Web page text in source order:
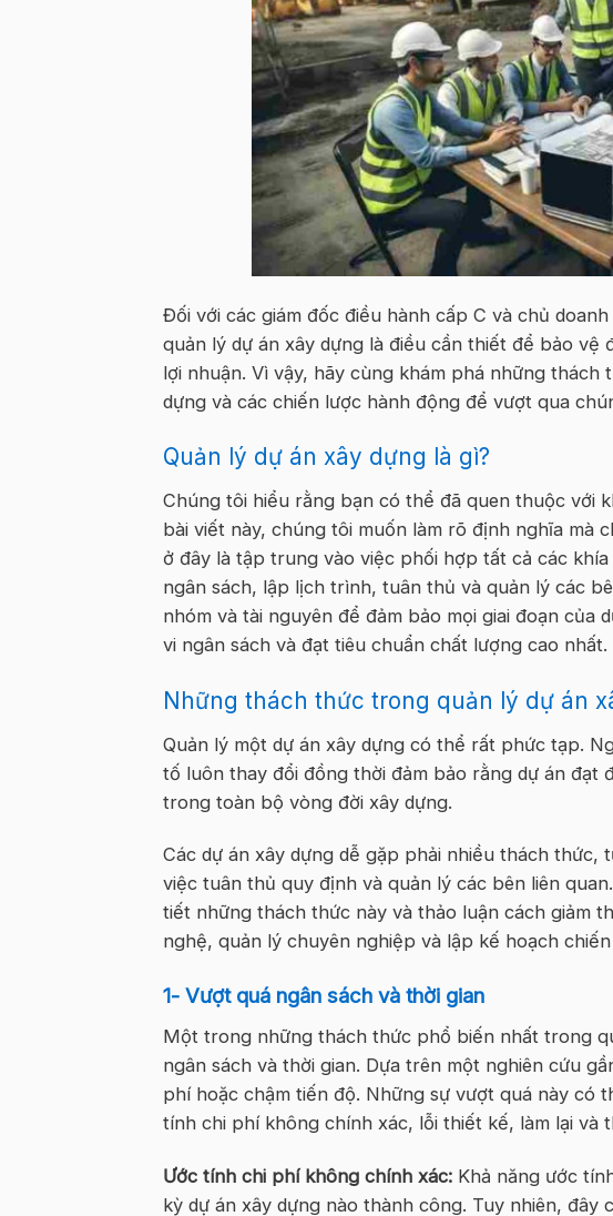
Đối với các giám đốc điều hành cấp C và chủ
quản lý dự án xây dựng là điều cần thiết để bảo
lợi nhuận. Vì vậy, hãy cùng khám phá những
dựng và các chiến lược hành động để vượt qua
Quản lý dự án xây dựng là gì?
Chúng tôi hiểu rằng bạn có thể đã quen thuộc với
bài viết này, chúng tôi muốn làm rõ định nghĩa mà
ở đây là tập trung vào việc phối hợp tất cả các
ngân sách, lập lịch trình, tuân thủ và quản lý các
nhóm và tài nguyên để đảm bảo mọi giai đoạn
vi ngân sách và đạt tiêu chuẩn chất lượng cao nhất.
Những thách thức trong quản lý dự án
Quản lý một dự án xây dựng có thể rất phức tạp.
tố luôn thay đổi đồng thời đảm bảo rằng dự án đạt
trong toàn bộ vòng đời xây dựng.
Các dự án xây dựng dễ gặp phải nhiều thách thức,
việc tuân thủ quy định và quản lý các bên liên
tiết những thách thức này và thảo luận cách giảm
nghệ, quản lý chuyên nghiệp và lập kế hoạch
1- Vượt quá ngân sách và thời gian
Một trong những thách thức phổ biến nhất trong
ngân sách và thời gian. Dựa trên một nghiên cứu
phí hoặc chậm tiến độ. Những sự vượt quá này có
tính chi phí không chính xác, lỗi thiết kế, làm lại và
Ước tính chi phí không chính xác: Khả năng ước
kỳ dự án xây dựng nào thành công. Tuy nhiên,